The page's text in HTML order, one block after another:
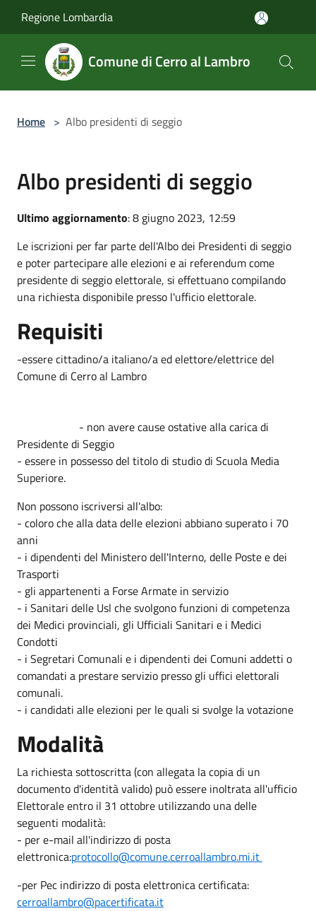
Regione Lombardia
Comune di Cerro al Lambro
Home > Albo presidenti di seggio
Albo presidenti di seggio
Ultimo aggiornamento: 8 giugno 2023, 12:59
Le iscrizioni per far parte dell'Albo dei Presidenti di seggio
e poter partecipare alle elezioni e ai referendum come
presidente di seggio elettorale, si effettuano compilando
una richiesta disponibile presso l'ufficio elettorale.
Requisiti
-essere cittadino/a italiano/a ed elettore/elettrice del
Comune di Cerro al Lambro
- non avere cause ostative alla carica di
Presidente di Seggio
- essere in possesso del titolo di studio di Scuola Media
Superiore.
Non possono iscriversi all'albo:
- coloro che alla data delle elezioni abbiano superato i 70
anni
- i dipendenti del Ministero dell'Interno, delle Poste e dei
Trasporti
- gli appartenenti a Forse Armate in servizio
- i Sanitari delle Usl che svolgono funzioni di competenza
dei Medici provinciali, gli Ufficiali Sanitari e i Medici
Condotti
- i Segretari Comunali e i dipendenti dei Comuni addetti o
comandati a prestare servizio presso gli uffici elettorali
comunali.
- i candidati alle elezioni per le quali si svolge la votazione
Modalità
La richiesta sottoscritta (con allegata la copia di un
documento d'identità valido) può essere inoltrata all'ufficio
Elettorale entro il 31 ottobre utilizzando una delle
seguenti modalità:
- per e-mail all'indirizzo di posta
elettronica:protocollo@comune.cerroallambro.mi.it
-per Pec indirizzo di posta elettronica certificata:
cerroallambro@pacertificata.it